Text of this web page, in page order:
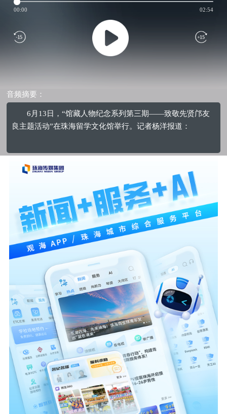
00:00 02:54
音频摘要：
6月13日，“馆藏人物纪念系列第三期——致敬先贤邝友
良主题活动”在珠海留学文化馆举行。记者杨洋报道：